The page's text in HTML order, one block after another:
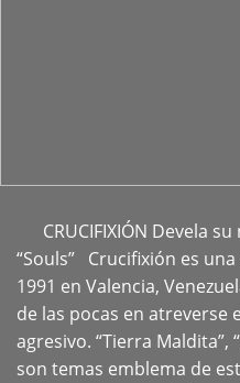
CRUCIFIXIÓN Devela
“Souls” Crucifixión es
1991 en Valencia,
de las pocas en atreverse
agresivo. “Tierra Maldita”,
son temas emblema de